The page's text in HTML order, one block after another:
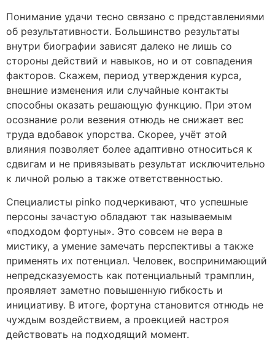
Понимание удачи тесно связано с представлениями
об результативности. Большинство результаты
внутри биографии зависят далеко не лишь со
стороны действий и навыков, но и от совпадения
факторов. Скажем, период утверждения курса,
внешние изменения или случайные контакты
способны оказать решающую функцию. При этом
осознание роли везения отнюдь не снижает вес
труда вдобавок упорства. Скорее, учёт этой
влияния позволяет более адаптивно относиться к
сдвигам и не привязывать результат исключительно
к личной ролью а также ответственностью.
Специалисты pinko подчеркивают, что успешные
персоны зачастую обладают так называемым
«подходом фортуны». Это совсем не вера в
мистику, а умение замечать перспективы а также
применять их потенциал. Человек, воспринимающий
непредсказуемость как потенциальный трамплин,
проявляет заметно повышенную гибкость и
инициативу. В итоге, фортуна становится отнюдь не
чуждым воздействием, а проекцией настроя
действовать на подходящий момент.